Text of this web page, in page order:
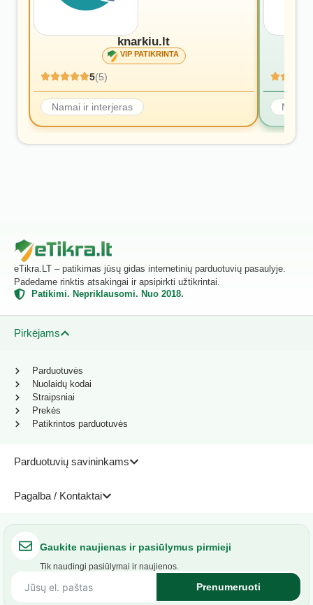
knarkiu.lt
VIP PATIKRINTA
5(5)
Namai ir interjeras
eTikra.LT – patikimas jūsų gidas internetinių parduotuvių pasaulyje.
Padedame rinktis atsakingai ir apsipirkti užtikrintai.
Patikimi. Nepriklausomi. Nuo 2018.
Pirkėjams
Parduotuvių savininkams
Pagalba / Kontaktai
Parduotuvės
Nuolaidų kodai
Straipsniai
Prekės
Patikrintos parduotuvės
Gaukite naujienas ir pasiūlymus pirmieji
Tik naudingi pasiūlymai ir naujienos.
Prenumeruoti